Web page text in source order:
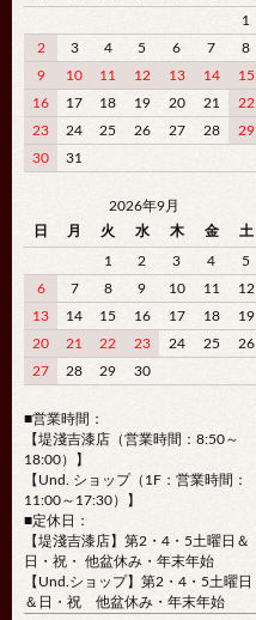
1
2
3 4 5 6 7
8
9
10 11 12 13 14
15
16
17 18 19 20 21
22
23
24 25 26 27 28
29
30
31
2026年9月
日
月 火 水 木 金 土
1 2 3 4
5
6
7 8 9 10 11
12
13
14 15 16 17 18
19
20
21 22 23 24 25
26
27
28 29 30
■営業時間：
【堤淺吉漆店（営業時間：8:50～
18:00）】
【Und. ショップ（1F：営業時間：
11:00～17:30）】
■定休日：
【堤淺吉漆店】第2・4・5土曜日＆
日・祝・ 他盆休み・年末年始
【Und.ショップ】第2・4・5土曜日
＆日・祝 他盆休み・年末年始